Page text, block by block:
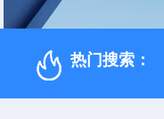
热门搜索：